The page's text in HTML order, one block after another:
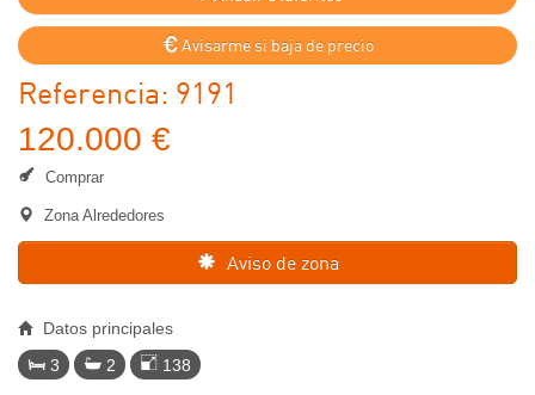
Avisarme si baja de precio
Referencia: 9191
120.000 €
Comprar
Zona Alrededores
Aviso de zona
Datos principales
3
2 138